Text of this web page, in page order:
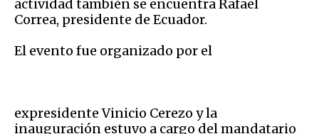
actividad también se encuentra Rafael
Correa, presidente de Ecuador.
El evento fue organizado por el
expresidente Vinicio Cerezo y la
inauguración estuvo a cargo del mandatario